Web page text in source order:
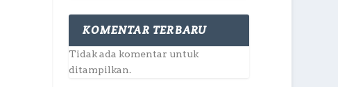
KOMENTAR TERBARU
Tidak ada komentar untuk
ditampilkan.